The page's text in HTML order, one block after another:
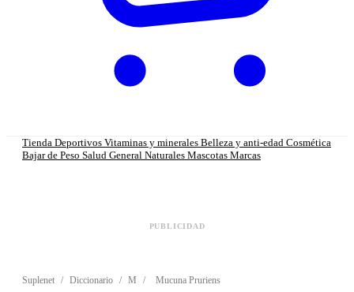
Tienda Deportivos Vitaminas y minerales Belleza y anti-edad Cosmética
Bajar de Peso Salud General Naturales Mascotas Marcas
PUBLICIDAD
Suplenet / Diccionario / M / Mucuna Pruriens